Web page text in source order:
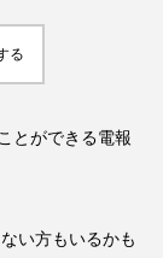
る
とができる電報
い方もいるかも